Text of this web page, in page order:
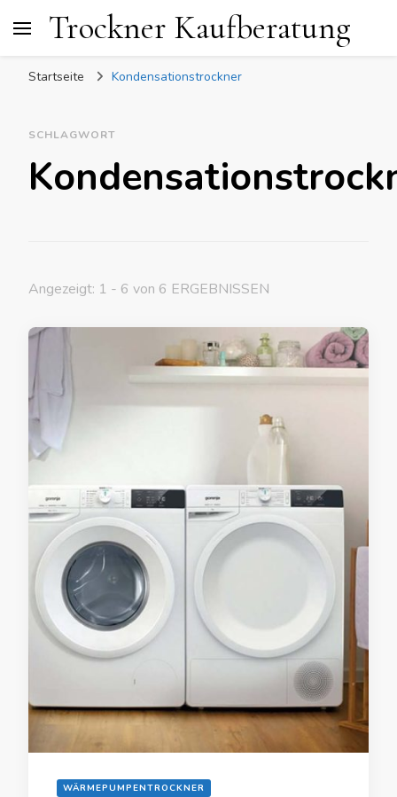
Trockner Kaufberatung
Startseite Kondensationstrockner
SCHLAGWORT
Angezeigt: 1 - 6 von 6 ERGEBNISSEN
WÄRMEPUMPENTROCKNER